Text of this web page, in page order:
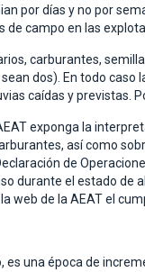
por días y no por
de campo en las
carburantes,
dos). En todo
caídas y previstas.
exponga la
así como
Declaración de
durante el estado de
web de la AEAT el
es una época de